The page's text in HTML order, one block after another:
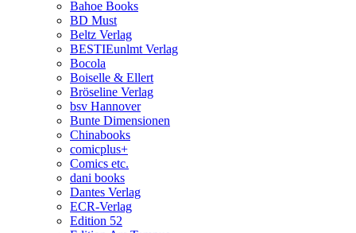
Bahoe Books
BD Must
Beltz Verlag
BESTIEunlmt Verlag
Bocola
Boiselle & Ellert
Bröseline Verlag
bsv Hannover
Bunte Dimensionen
Chinabooks
comicplus+
Comics etc.
dani books
Dantes Verlag
ECR-Verlag
Edition 52